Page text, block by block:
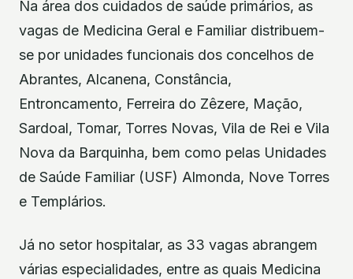
Na área dos cuidados de saúde primários, as
vagas de Medicina Geral e Familiar distribuem-
se por unidades funcionais dos concelhos de
Abrantes, Alcanena, Constância,
Entroncamento, Ferreira do Zêzere, Mação,
Sardoal, Tomar, Torres Novas, Vila de Rei e Vila
Nova da Barquinha, bem como pelas Unidades
de Saúde Familiar (USF) Almonda, Nove Torres
e Templários.
Já no setor hospitalar, as 33 vagas abrangem
várias especialidades, entre as quais Medicina